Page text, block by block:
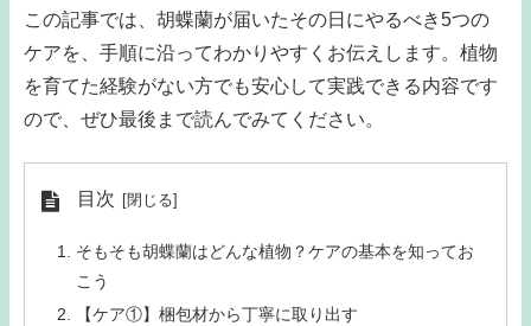
この記事では、胡蝶蘭が届いたその日にやるべき5つの
ケアを、手順に沿ってわかりやすくお伝えします。植物
を育てた経験がない方でも安心して実践できる内容です
ので、ぜひ最後まで読んでみてください。
目次
そもそも胡蝶蘭はどんな植物？ケアの基本を知ってお
こう
【ケア①】梱包材から丁寧に取り出す